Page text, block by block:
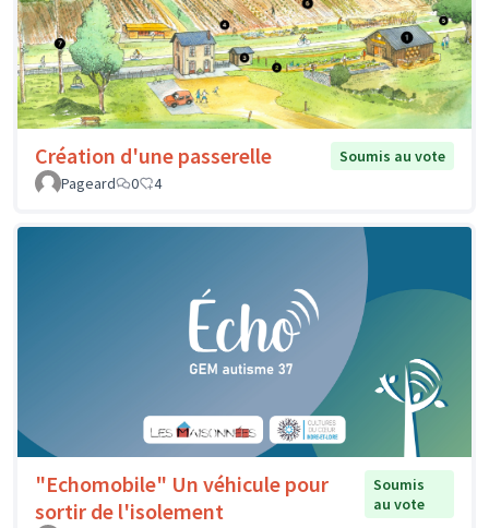
Création d'une passerelle
Soumis au vote
Pageard
0 4
"Echomobile" Un véhicule pour
sortir de l'isolement
Soumis
au vote